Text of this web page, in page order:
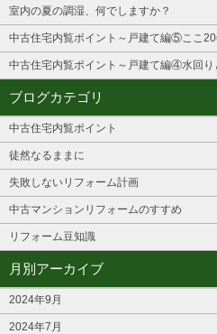
室内の夏の調湿、何でしますか？
中古住宅内覧ポイント～戸建て編⑤ここ
中古住宅内覧ポイント～戸建て編④水回り
ブログカテゴリ
中古住宅内覧ポイント
徒然なるままに
失敗しないリフォーム計画
中古マンションリフォームのすすめ
リフォーム豆知識
月別アーカイブ
2024年9月
2024年7月